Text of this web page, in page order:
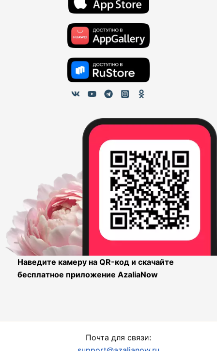
Наведите камеру на QR-код и скачайте
бесплатное приложение AzaliaNow
Почта для связи: